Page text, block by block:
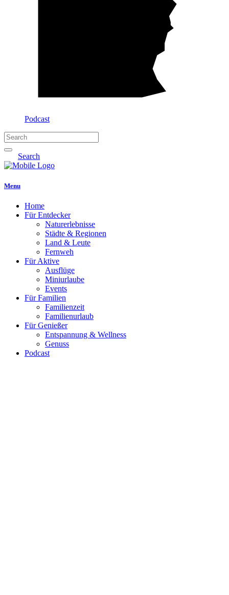
Podcast
Search
Menu
Home
Für Entdecker
Naturerlebnisse
Städte & Regionen
Land & Leute
Fernweh
Für Aktive
Ausflüge
Miniurlaube
Events
Für Familien
Familienzeit
Familienurlaub
Für Genießer
Entspannung & Wellness
Genuss
Podcast